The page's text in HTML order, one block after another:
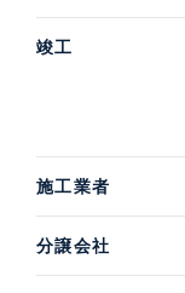
竣工
施工業者
分譲会社